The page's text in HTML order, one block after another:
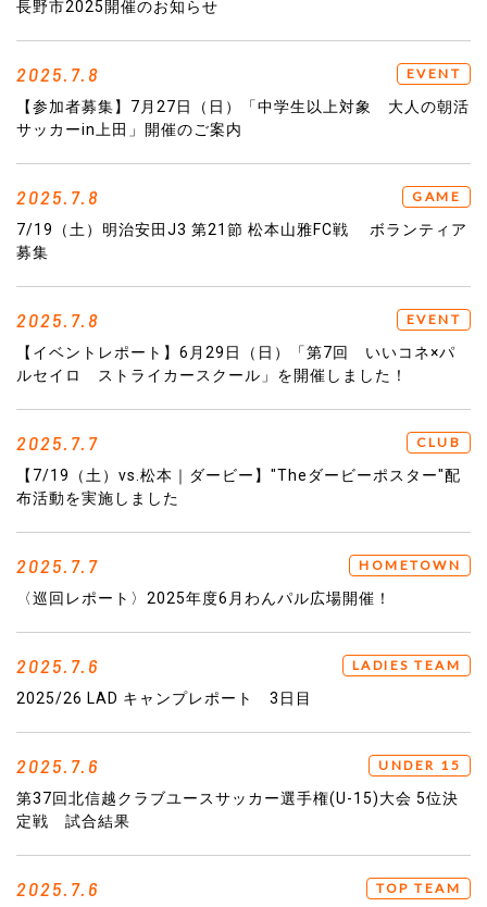
長野市2025開催のお知らせ
2025.7.8 EVENT
【参加者募集】7月27日（日）「中学生以上対象 大人の朝活
サッカーin上田」開催のご案内
2025.7.8 GAME
7/19（土）明治安田J3 第21節 松本山雅FC戦 ボランティア
募集
2025.7.8 EVENT
【イベントレポート】6月29日（日）「第7回 いいコネ×パ
ルセイロ ストライカースクール」を開催しました！
2025.7.7 CLUB
【7/19（土）vs.松本｜ダービー】"Theダービーポスター"配
布活動を実施しました
2025.7.7 HOMETOWN
〈巡回レポート〉2025年度6月わんパル広場開催！
2025.7.6 LADIES TEAM
2025/26 LAD キャンプレポート 3日目
2025.7.6 UNDER 15
第37回北信越クラブユースサッカー選手権(U-15)大会 5位決
定戦 試合結果
2025.7.6 TOP TEAM